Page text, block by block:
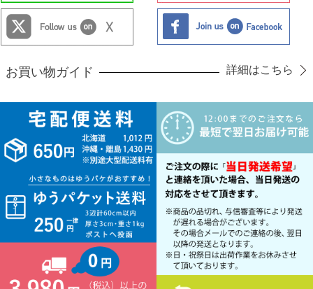
お買い物ガイド 詳細はこちら